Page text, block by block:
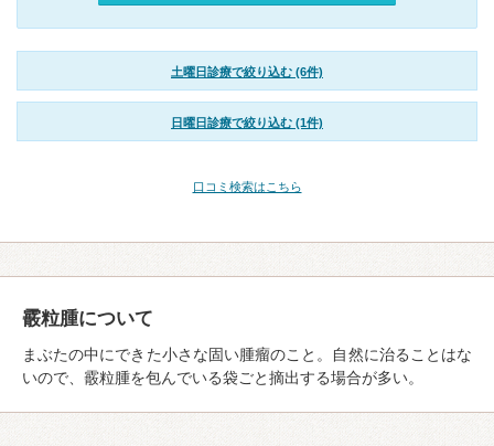
土曜日診療で絞り込む (6件)
日曜日診療で絞り込む (1件)
口コミ検索はこちら
霰粒腫について
まぶたの中にできた小さな固い腫瘤のこと。自然に治ることはな
いので、霰粒腫を包んでいる袋ごと摘出する場合が多い。